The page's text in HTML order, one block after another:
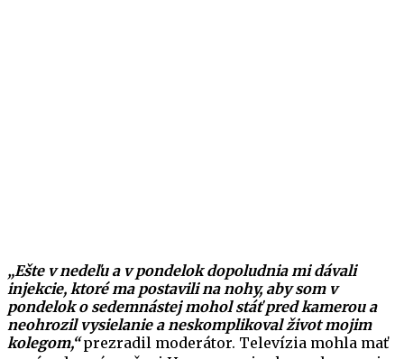
„Ešte v nedeľu a v pondelok dopoludnia mi dávali
injekcie, ktoré ma postavili na nohy, aby som v
pondelok o sedemnástej mohol stáť pred kamerou a
neohrozil vysielanie a neskomplikoval život mojim
kolegom,“prezradil moderátor. Televízia mohla mať